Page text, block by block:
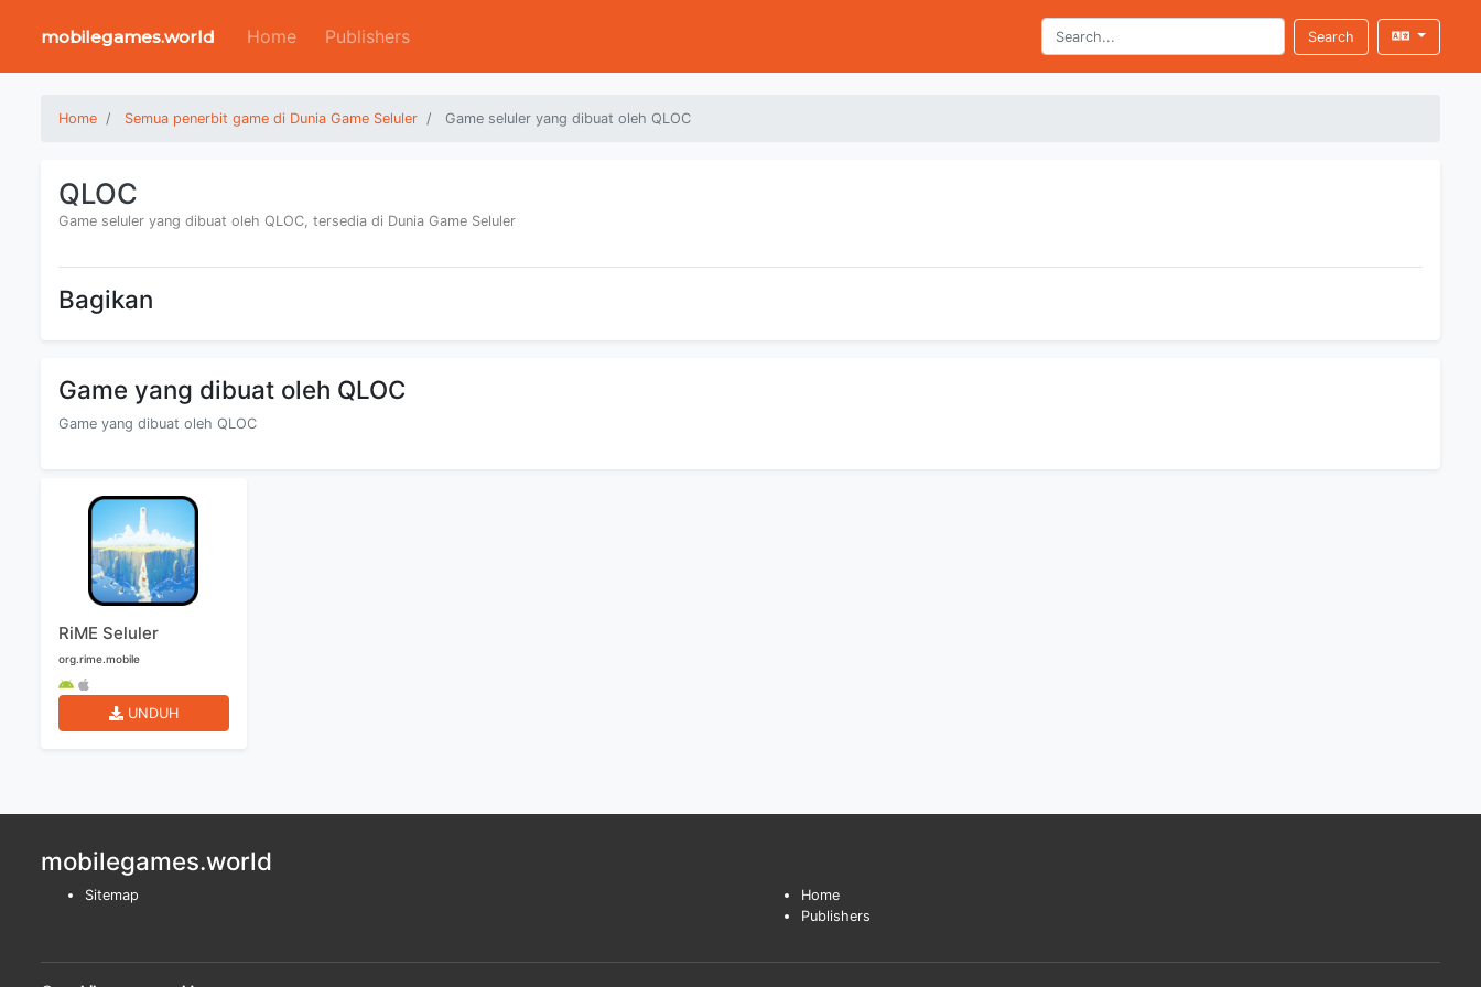
mobilegames.world Home Publishers Search
Home Semua penerbit game di Dunia Game Seluler Game seluler yang dibuat oleh QLOC
QLOC
Game seluler yang dibuat oleh QLOC, tersedia di Dunia Game Seluler
Bagikan
Game yang dibuat oleh QLOC
Game yang dibuat oleh QLOC
RiME Seluler
org.rime.mobile
UNDUH
mobilegames.world
Sitemap
Home
Publishers